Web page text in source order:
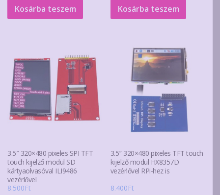
was:
7.200Ft.
is:
6.700Ft.
Kosárba teszem Kosárba teszem
3.5″ 320×480 pixeles SPI TFT
touch kijelző modul SD
kártyaolvasóval ILI9486
vezérlővel
8.500Ft
3.5″ 320×480 pixeles TFT touch
kijelző modul HX8357D
vezérlővel RPi-hez is
8.400Ft